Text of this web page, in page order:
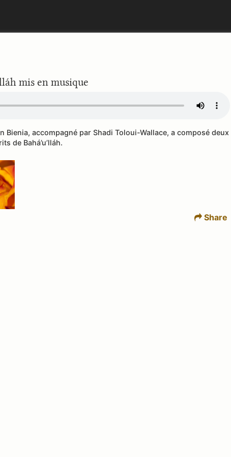
mis en musique
Bienia, accompagné par Shadi Toloui-Wallace, a composé deux
de Bahá’u’lláh.
Share